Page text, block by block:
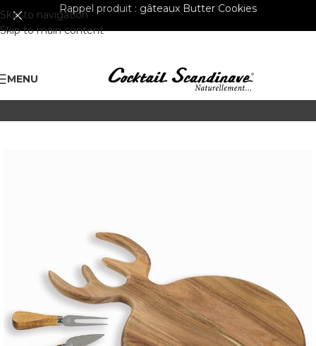
Skip to navigation
Skip to main content
Rappel produit : gâteaux Butter Cookies
MENU